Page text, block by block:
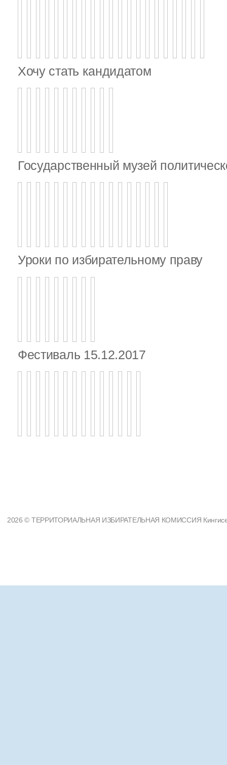
Хочу стать кандидатом
Государственный музей
Уроки по избирательному праву
Фестиваль 15.12.2017
2026 © ТЕРРИТОРИАЛЬНАЯ ИЗБИРАТЕЛЬНАЯ КОМИССИЯ